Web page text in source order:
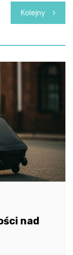
Kolejny
nad